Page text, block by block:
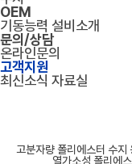
OEM
기동능력 설비소개
문의/상담
온라인문의
고객지원
최신소식 자료실
고분자량 폴리에스터 수지
열가소성 폴리에